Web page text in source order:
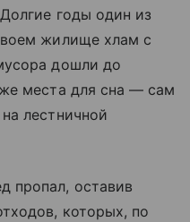
годы один из
жилище хлам с
дошли до
места для сна — сам
лестничной
пропал, оставив
которых, по